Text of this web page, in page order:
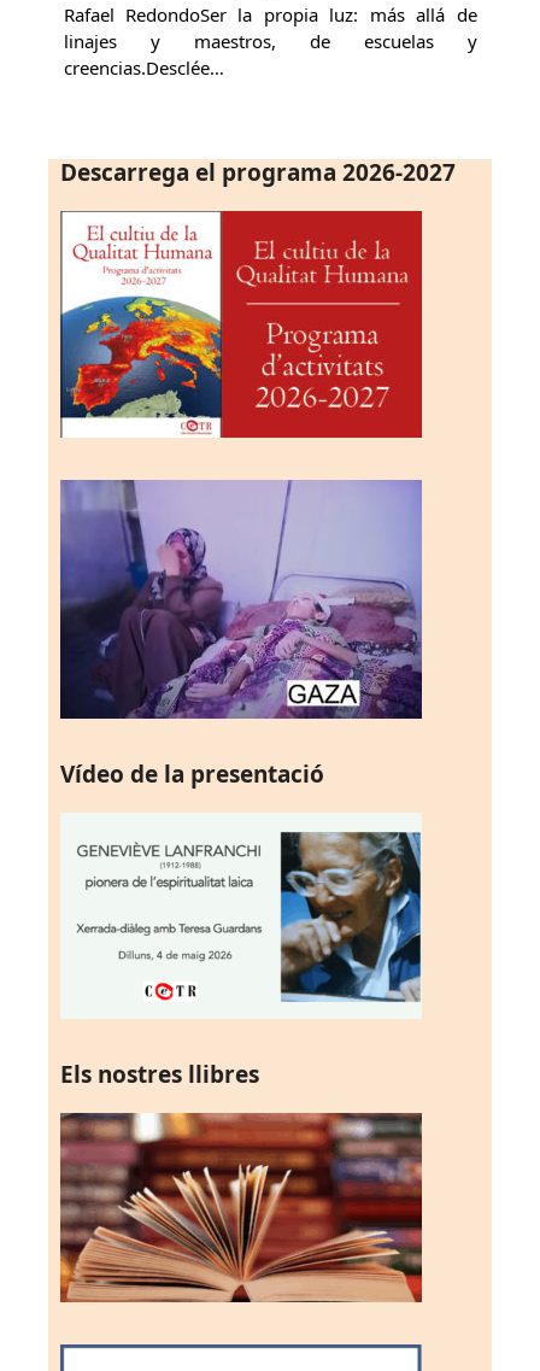
Rafael RedondoSer la propia luz: más allá de
linajes y maestros, de escuelas y
creencias.Desclée…
Descarrega el programa 2026-2027
Vídeo de la presentació
Els nostres llibres